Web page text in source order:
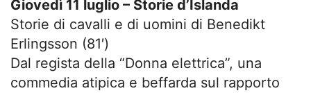
Giovedì 11 luglio – Storie d’Islanda
Storie di cavalli e di uomini di Benedikt
Erlingsson (81′)
Dal regista della “Donna elettrica”, una
commedia atipica e beffarda sul rapporto